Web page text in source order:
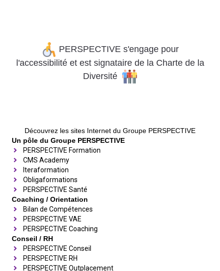
PERSPECTIVE s'engage pour
l'accessibilitéet est signataire de la Charte de la
Diversité
Découvrez les sites Internet du Groupe PERSPECTIVE
Un pôle du Groupe PERSPECTIVE
PERSPECTIVE Formation
CMS Academy
Iteraformation
Obligaformations
PERSPECTIVE Santé
Coaching / Orientation
Bilan de Compétences
PERSPECTIVE VAE
PERSPECTIVE Coaching
Conseil / RH
PERSPECTIVE Conseil
PERSPECTIVE RH
PERSPECTIVE Outplacement